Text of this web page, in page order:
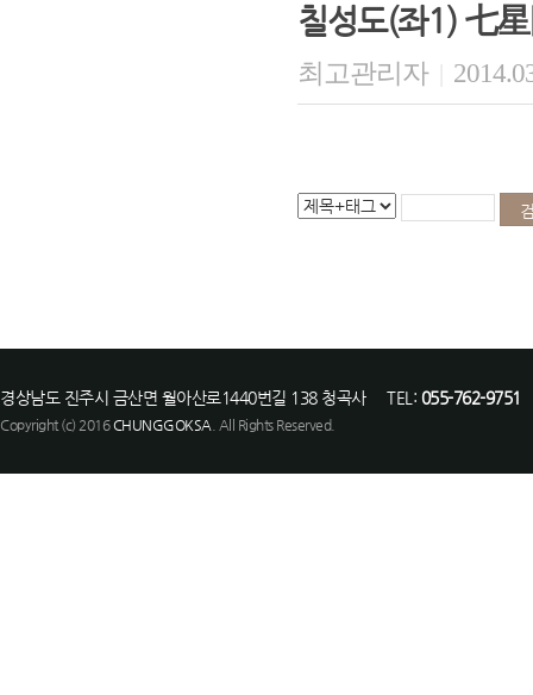
칠성도(좌1) 七
최고관리자
경상남도 진주시 금산면 월아산로1440번길 138 청곡사 TEL: 055-762-9751
Copyright (c) 2016CHUNGGOKSA . All Rights Reserved.